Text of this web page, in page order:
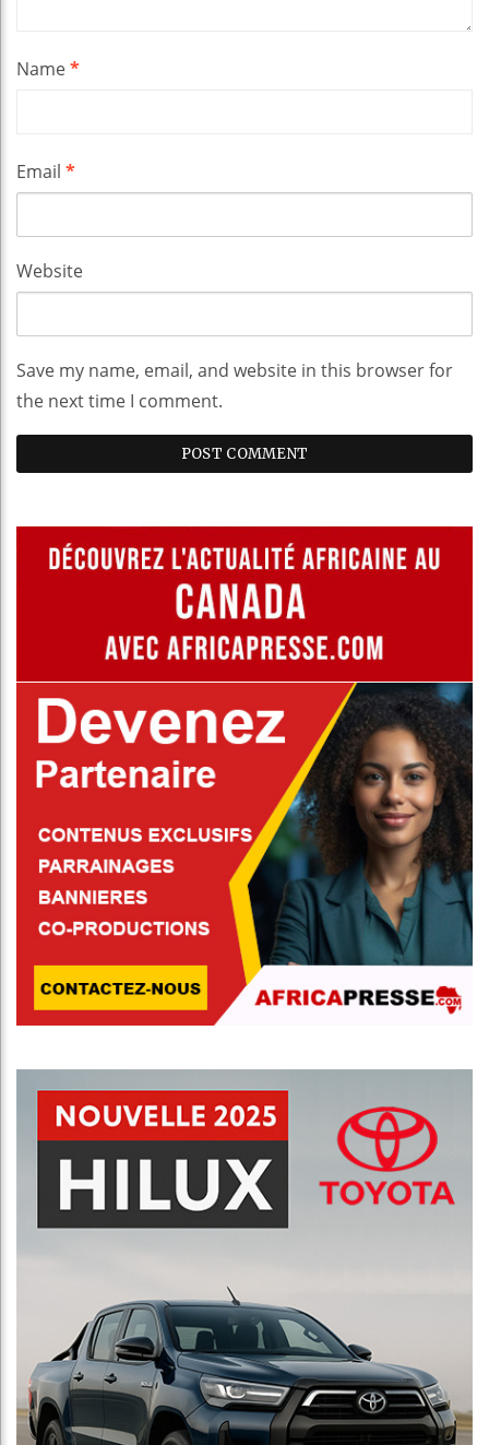
Name*
Email *
Website
Save my name, email, and website in this browser for
the next time I comment.